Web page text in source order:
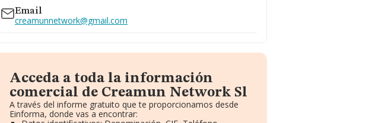
Email
creamunnetwork@gmail.com
Acceda a toda la información
comercial de Creamun Network Sl
A través del informe gratuito que te proporcionamos desde
Einforma, donde vas a encontrar: